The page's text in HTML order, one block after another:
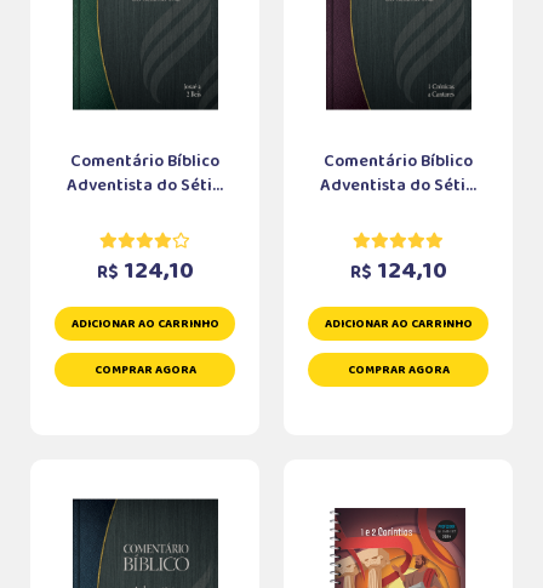
Comentário Bíblico
Adventista do Séti...
R$ 124,10
ADICIONAR AO CARRINHO
COMPRAR AGORA
Comentário Bíblico
Adventista do Séti...
R$ 124,10
ADICIONAR AO CARRINHO
COMPRAR AGORA